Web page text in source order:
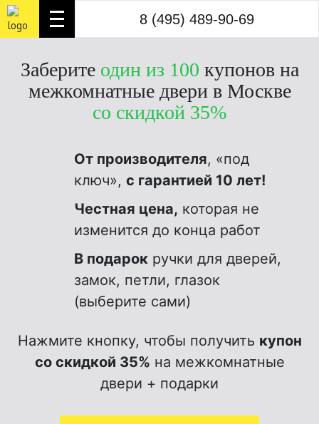
8 (495) 489-90-69
3
Заберите один из 100 купонов на
межкомнатные двери в Москве
со скидкой 35%
От производителя, «под
ключ», с гарантией 10 лет!
Честная цена, которая не
изменится до конца работ
В подарок ручки для дверей,
замок, петли, глазок
(выберите сами)
Нажмите кнопку, чтобы получить купон
со скидкой 35% на межкомнатные
двери + подарки